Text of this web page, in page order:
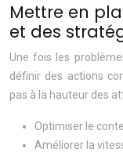
Mettre en
et des
Une fois les
définir des actions
pas à la hauteur des
Optimiser le
Améliorer la